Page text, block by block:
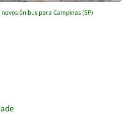
ônibus para Campinas (SP)